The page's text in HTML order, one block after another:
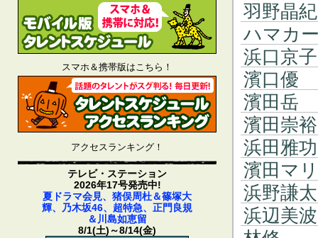
スマホ＆携帯版はこちら！
アクセスランキング！
テレビ・ステーション
2026年17号発売中!
夏ドラマ会見、猪俣周杜＆篠塚大
輝、乃木坂46、超特急、正門良規
＆川島如恵留
8/1(土)～8/14(金)
羽野晶紀
ハマカ
浜口京子
濱口優
濱田岳
濱田崇裕
浜田雅功
濱田マリ
浜野謙太
浜辺美波